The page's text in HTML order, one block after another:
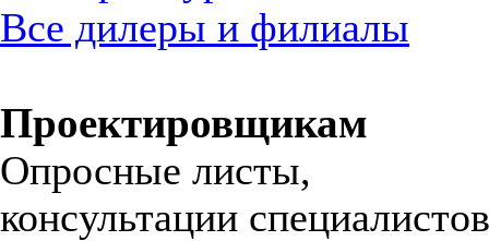
Все дилеры и филиалы
Проектировщикам
Опросные листы,
консультации